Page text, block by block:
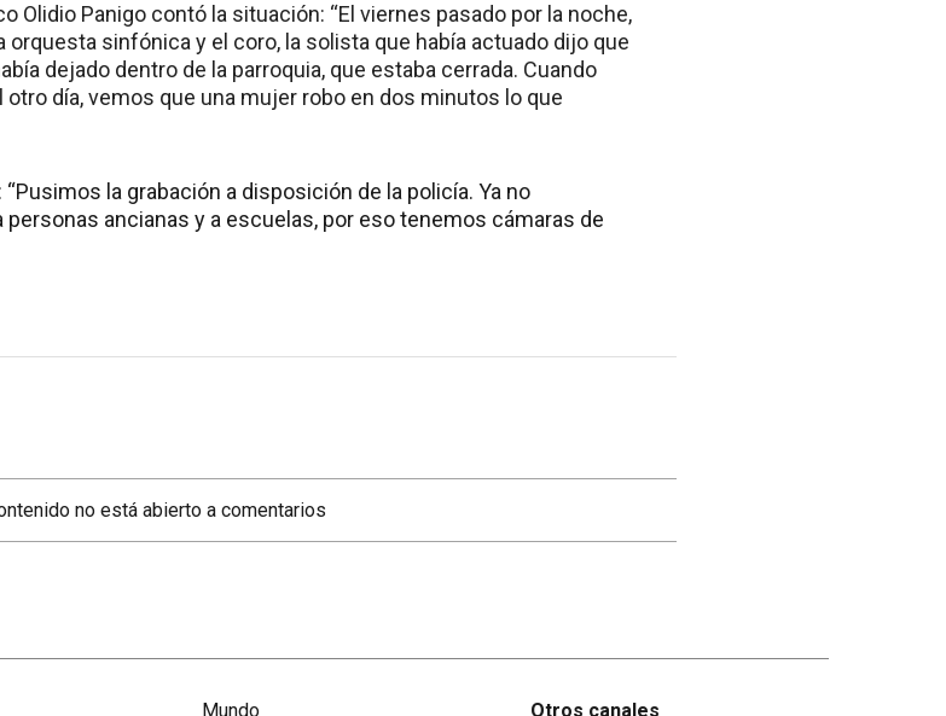
Olidio Panigo contó la situación: “El viernes pasado por la noche,
sinfónica y el coro, la solista que había actuado dijo que
dejado dentro de la parroquia, que estaba cerrada. Cuando
día, vemos que una mujer robo en dos minutos lo que
la grabación a disposición de la policía. Ya no
ancianas y a escuelas, por eso tenemos cámaras de
no está abierto a comentarios
Mundo Otros canales